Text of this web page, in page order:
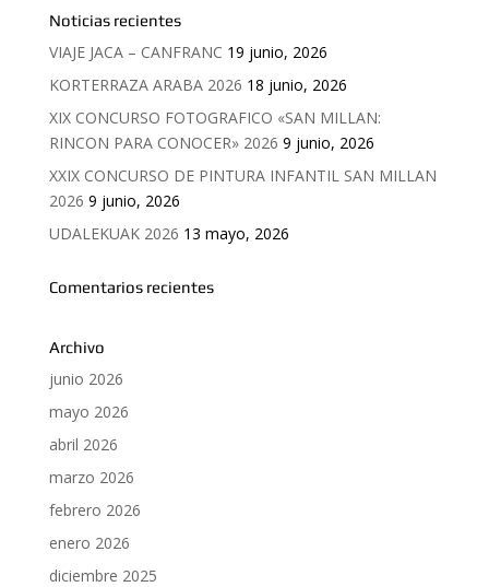
Noticias recientes
VIAJE JACA – CANFRANC 19 junio, 2026
KORTERRAZA ARABA 2026 18 junio, 2026
XIX CONCURSO FOTOGRAFICO «SAN MILLAN:
RINCON PARA CONOCER» 2026 9 junio, 2026
XXIX CONCURSO DE PINTURA INFANTIL SAN MILLAN
2026 9 junio, 2026
UDALEKUAK 2026 13 mayo, 2026
Comentarios recientes
Archivo
junio 2026
mayo 2026
abril 2026
marzo 2026
febrero 2026
enero 2026
diciembre 2025